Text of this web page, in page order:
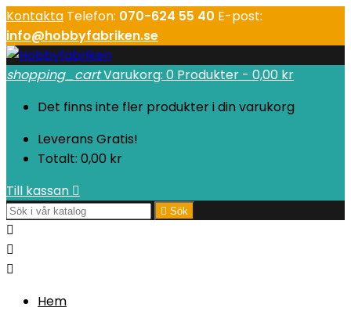
Kontakta Telefon: 070-624 55 40 E-post:
info@hobbyfabriken.se
shopping_cartVarukorg: 0 Produkter - 0,00 kr
Det finns inte fler produkter i din varukorg
Leverans Gratis!
Totalt: 0,00 kr
Till kassan 
 Sök



Hem